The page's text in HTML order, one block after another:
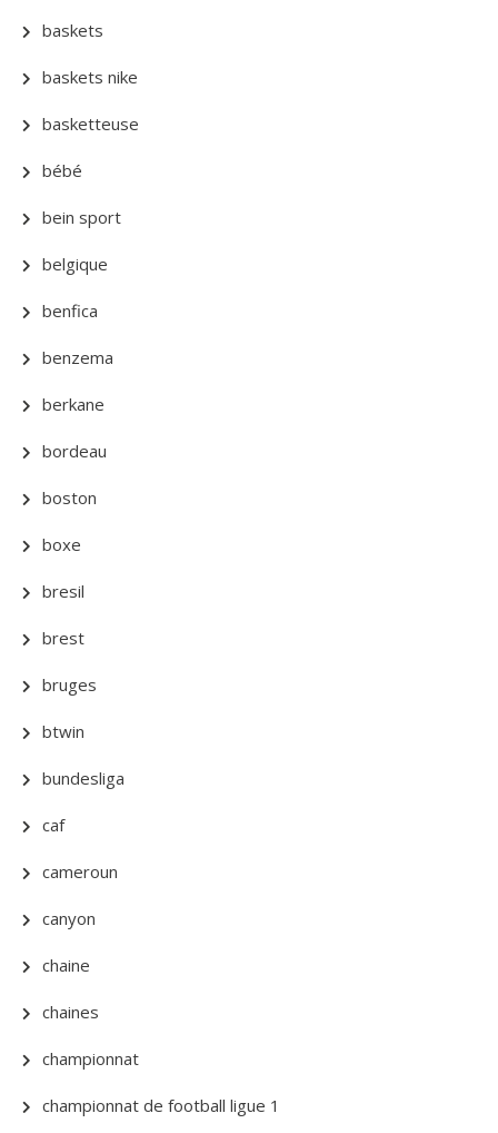
baskets
baskets nike
basketteuse
bébé
bein sport
belgique
benfica
benzema
berkane
bordeau
boston
boxe
bresil
brest
bruges
btwin
bundesliga
caf
cameroun
canyon
chaine
chaines
championnat
championnat de football ligue 1